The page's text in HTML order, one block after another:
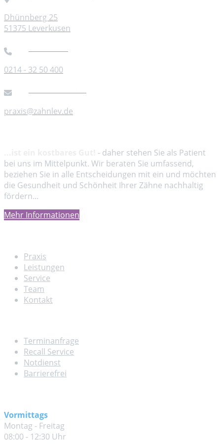
Dhünnberg 25
51375 Leverkusen
0214 - 32 50 400
praxis@zahnlev.de
- daher stehen Sie als Patient
bei uns im Mittelpunkt. Wir beraten Sie umfassend,
beziehen Sie in alle Entscheidungen mit ein und möchten
die Gesundheit und Schönheit Ihrer Zähne nachhaltig
fördern...
Mehr Informationen
Praxis
Leistungen
Service
Team
Kontakt
Terminanfrage
Recall Service
Notdienst
Barrierefrei
Vormittags
Montag - Freitag
08:00 - 12:30 Uhr